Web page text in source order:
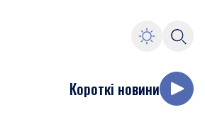
Короткі новини